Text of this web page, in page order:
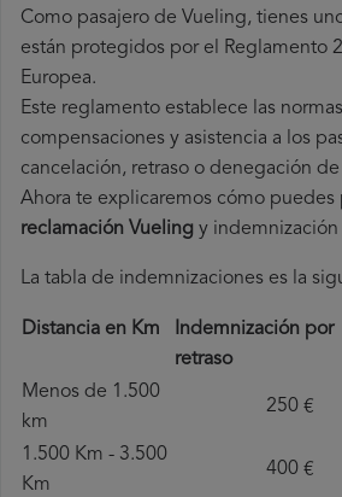
Como pasajero de Vueling, tienes
están protegidos por el Reglamento
Europea.
Este reglamento establece las
compensaciones y asistencia a los
cancelación, retraso o denegación
Ahora te explicaremos cómo puedes
reclamación Vueling y
La tabla de indemnizaciones es la
Distancia en Km
Indemnización por
retraso
Menos de 1.500
km
250 €
1.500 Km - 3.500
Km
400 €